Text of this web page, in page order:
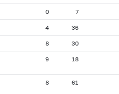
0 7
4 36
8 30
9 18
8 61